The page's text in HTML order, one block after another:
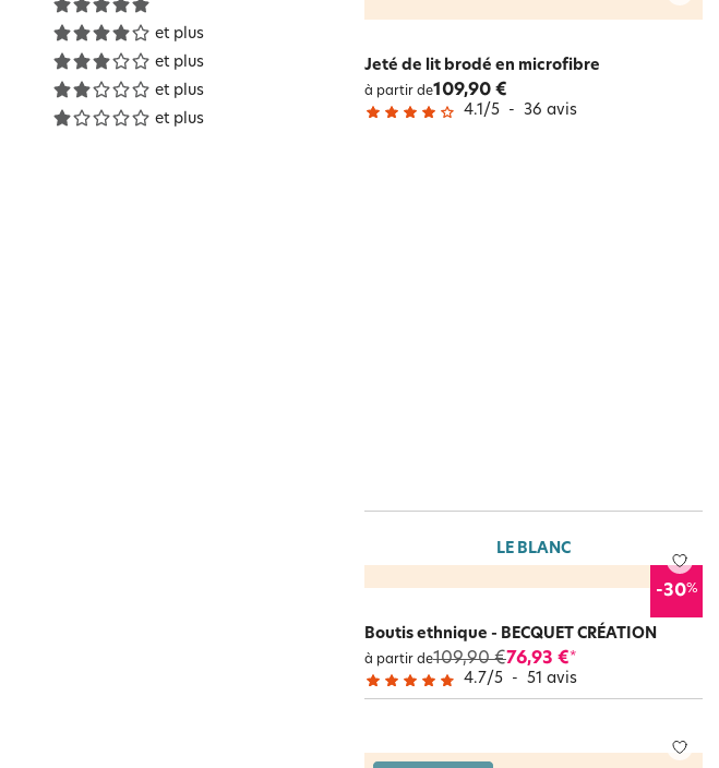
et plus
et plus
et plus
et plus
Jeté de lit brodé en microfibre
à partir de109,90 €
4.1/5 - 36 avis
LE BLANC
-30%
Boutis ethnique - BECQUET CRÉATION
à partir de109,90 €76,93 €*
4.7/5 - 51 avis